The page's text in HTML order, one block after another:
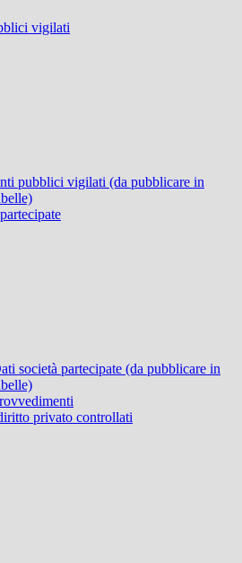
vigilati
pubblici vigilati (da pubblicare in
società partecipate (da pubblicare in
privato controllati